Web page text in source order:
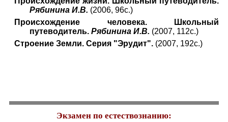
Рябинина И.В. (2006, 96с.)
Происхождение человека. Школьный
путеводитель. Рябинина И.В. (2007, 112с.)
Строение Земли. Серия "Эрудит". (2007, 192с.)
Экзамен по естествознанию: